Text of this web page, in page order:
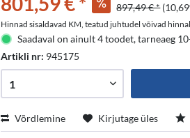
897,49 € *
Hinnad sisaldavad KM, teatud juhtudel võivad
Saadaval on ainult 4 toodet, tarneaeg
Artikli nr: 945175
Võrdlemine Kirjutage üles